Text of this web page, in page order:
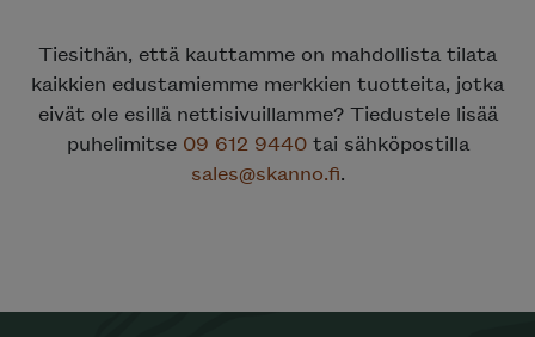
kaikkien edustamiemme merkkien tuotteita, jotka
eivät ole esillä nettisivuillamme? Tiedustele lisää
puhelimitse 09 612 9440tai sähköpostilla
sales@skanno.fi.